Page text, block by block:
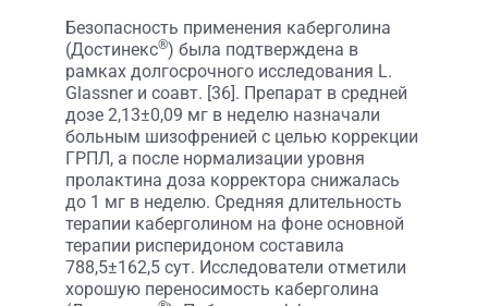
Безопасность применения каберголина
(Достинекс®) была подтверждена в
рамках долгосрочного исследования L.
Glassner и соавт. [36]. Препарат в средней
дозе 2,13±0,09 мг в неделю назначали
больным шизофренией с целью коррекции
ГРПЛ, а после нормализации уровня
пролактина доза корректора снижалась
до 1 мг в неделю. Средняя длительность
терапии каберголином на фоне основной
терапии рисперидоном составила
788,5±162,5 сут. Исследователи отметили
хорошую переносимость каберголина